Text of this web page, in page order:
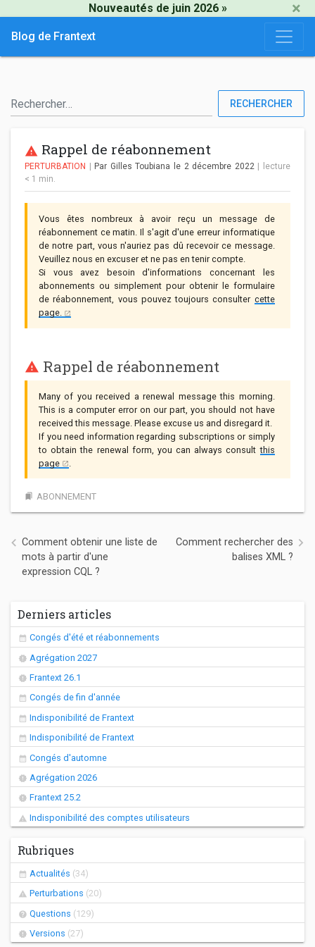
Nouveautés de juin 2026 » ×
Blog de Frantext
RECHERCHER
Rappel de réabonnement
PERTURBATION Par Gilles Toubiana le 2 décembre 2022
lecture
< 1 min.
Vous êtes nombreux à avoir reçu un message de
réabonnement ce matin. Il s'agit d'une erreur informatique
de notre part, vous n'auriez pas dû recevoir ce message.
Veuillez nous en excuser et ne pas en tenir compte.
Si vous avez besoin d'informations concernant les
abonnements ou simplement pour obtenir le formulaire
de réabonnement, vous pouvez toujours consulter cette
page.
Rappel de réabonnement
Many of you received a renewal message this morning.
This is a computer error on our part, you should not have
received this message. Please excuse us and disregard it.
If you need information regarding subscriptions or simply
to obtain the renewal form, you can always consultthis
page
bookmarks ABONNEMENT
Navigation de l’article
Comment obtenir une liste de
mots à partir d'une
expression CQL ?
Comment rechercher des
balises XML ?
Derniers articles
Congés d'été et réabonnements
Agrégation 2027
Frantext 26.1
Congés de fin d'année
Indisponibilité de Frantext
Indisponibilité de Frantext
Congés d'automne
Agrégation 2026
Frantext 25.2
Indisponibilité des comptes utilisateurs
Rubriques
Actualités (34)
Perturbations (20)
Questions (129)
Versions (27)